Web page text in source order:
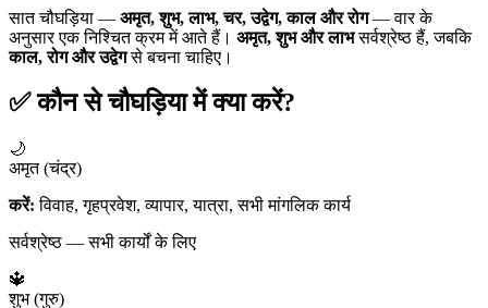
सात चौघड़िया — अमृत, शुभ, लाभ, चर, उद्वेग, काल और रोग— वार के
अनुसार एक निश्चित क्रम में आते हैं। अमृत, शुभ और लाभसर्वश्रेष्ठ हैं, जबकि
काल, रोग और उद्वेगसे बचना चाहिए।
✅ कौन से चौघड़िया में क्या करें?
🌙
अमृत (चंद्र)
करें:विवाह, गृहप्रवेश, व्यापार, यात्रा, सभी मांगलिक कार्य
सर्वश्रेष्ठ — सभी कार्यों के लिए
🔱
शुभ (गुरु)